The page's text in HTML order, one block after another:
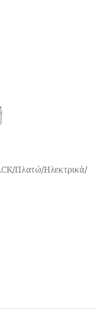
/Πλατώ/Ηλεκτρικά/